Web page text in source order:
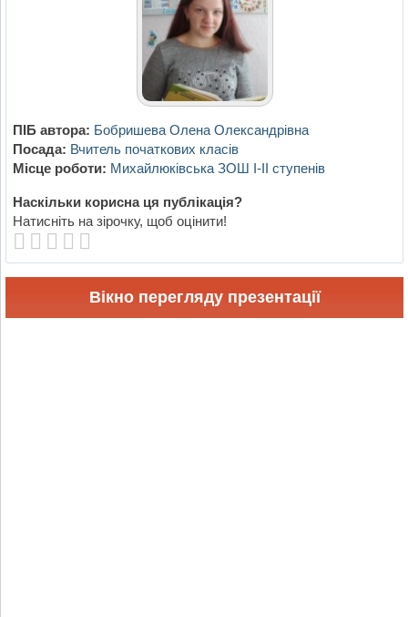
ПІБ автора: Бобришева Олена Олександрівна
Посада: Вчитель початкових класів
Місце роботи: Михайлюківська ЗОШ І-ІІ ступенів
Наскільки корисна ця публікація?
Натисніть на зірочку, щоб оцінити!
Вікно перегляду презентації